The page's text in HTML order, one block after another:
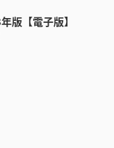
版【電子版】